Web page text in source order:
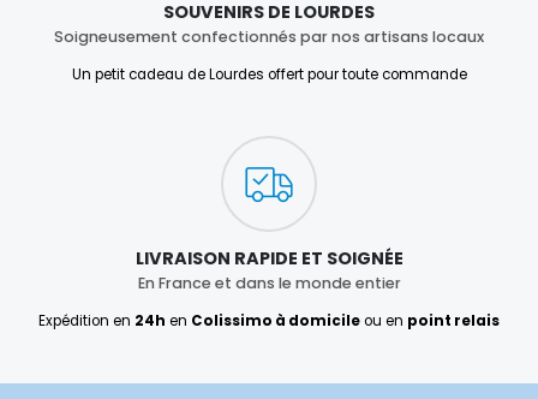
SOUVENIRS DE LOURDES
Soigneusement confectionnés par nos artisans locaux
Un petit cadeau de Lourdes offert pour toute commande
LIVRAISON RAPIDE ET SOIGNÉE
En France et dans le monde entier
Expédition en 24h en Colissimo à domicileou en point relais